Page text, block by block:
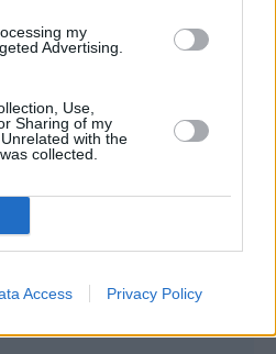
my
Advertising.
Use,
Sharing of my
with the
collected.
Access Privacy Policy